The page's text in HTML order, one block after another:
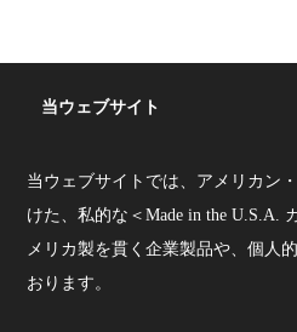
当ウェブサイト
当ウェブサイトでは、アメリカン
けた、私的な＜Made in the U.S.A.
メリカ製を貫く企業製品や、個人
おります。